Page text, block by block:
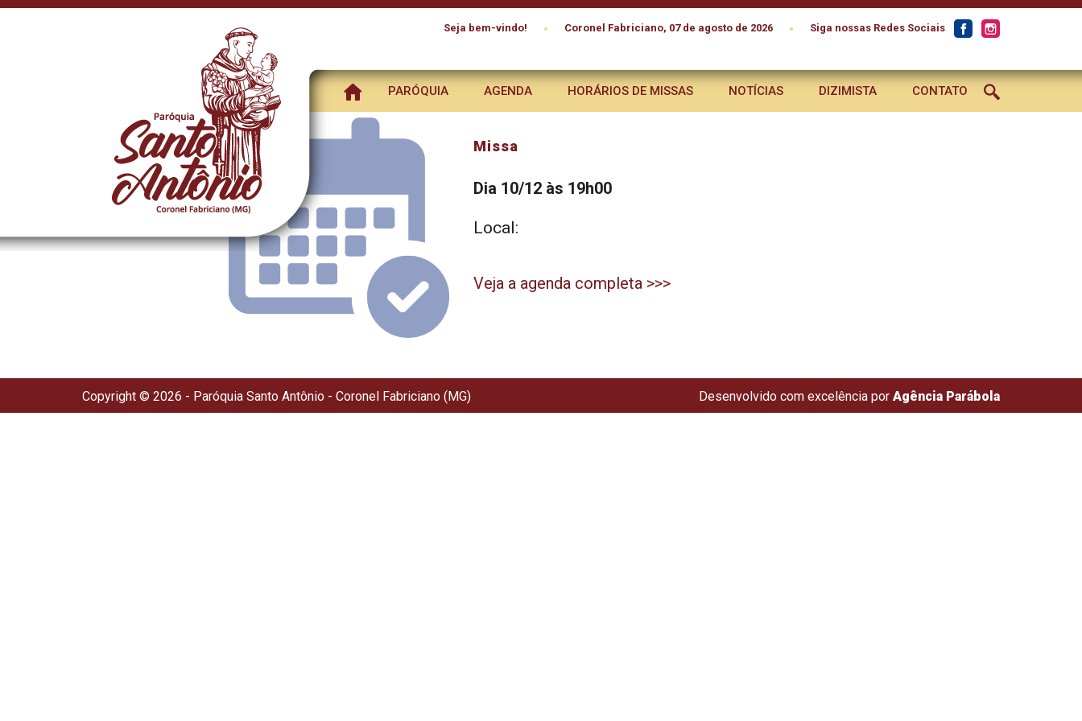
Seja bem-vindo! • Coronel Fabriciano, 07 de agosto de 2026 • Siga nossas Redes Sociais
PARÓQUIA AGENDA HORÁRIOS DE MISSAS NOTÍCIAS DIZIMISTA CONTATO
Missa
Dia 10/12 às 19h00
Local:
Veja a agenda completa >>>
Copyright © 2026 - Paróquia Santo Antônio - Coronel Fabriciano (MG) Desenvolvido com excelência por Agência Parábola